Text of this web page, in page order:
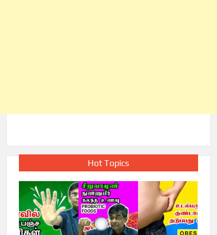
Hot Topics